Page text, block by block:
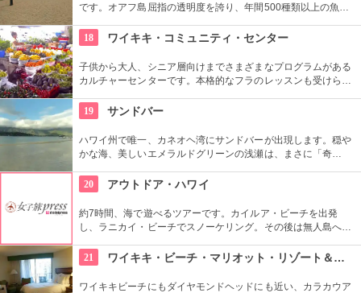
です。オアフ島屈指の透明度を誇り、年間500種類以上の魚が
で年間100万人以上の観光客が訪れます。
18 ワイキキ・コミュニティ・センター
子供から大人、シニア層向けまでさまざまなプログラムがある
カルチャーセンターです。本格的なフラのレッスンも受けられ
菜・果物が買える、週2回のファーマーズマーケットも好評で
す。
19 サンドバー
ハワイ州で唯一、カネオヘ湾にサンドバーが出現します。穏や
かな海、美しいエメラルドグリーンの浅瀬は、まさに「奇
ーが組まれているので、ぜひ利用してみて。
20 アウトドア・ハワイ
約7時間、海で遊べるツアーです。カイルア・ビーチを出発
し、ラニカイ・ビーチでスノーケリング。その後は無人島へゴ
きます。日本語スタッフもいますし、送迎やランチもついてい
ます。
21 ワイキキ・ビーチ・マリオット・リゾート＆スパ
ワイキキビーチにもダイヤモンドヘッドにも近い、カラカウア